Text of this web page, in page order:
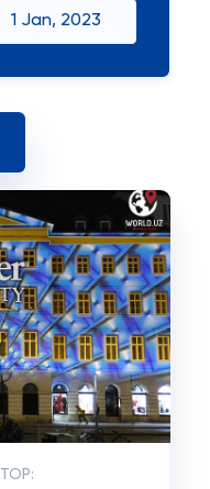
1 Jan, 2023
TOP: